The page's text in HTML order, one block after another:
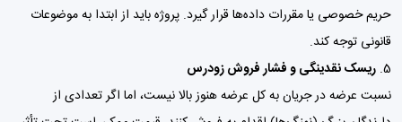
حریم خصوصی یا مقررات داده‌ها قرار گیرد. پروژه باید از ابتدا به موضوعات
قانونی توجه کند.
ریسک نقدینگی و فشار فروش زودرس
نسبت عرضه در جریان به کل عرضه هنوز بالا نیست، اما اگر تعدادی از